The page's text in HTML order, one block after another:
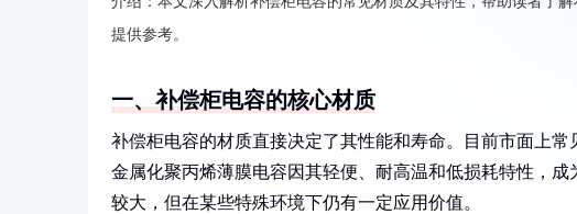
提供参考。
一、补偿柜电容的核心材质
补偿柜电容的材质直接决定了其性能和寿命。目前市面上
金属化聚丙烯薄膜电容因其轻便、耐高温和低损耗特性，
较大，但在某些特殊环境下仍有一定应用价值。